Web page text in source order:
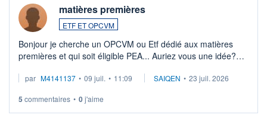
matières premières
ETF ET OPCVM
Bonjour je cherche un OPCVM ou Etf dédié aux matières
premières et qui soit éligible PEA... Auriez vous une idée?
par M4141137 • 09 juil. • 11:09 SAIQEN • 23 juil. 2026
5 commentaires • 0j'aime